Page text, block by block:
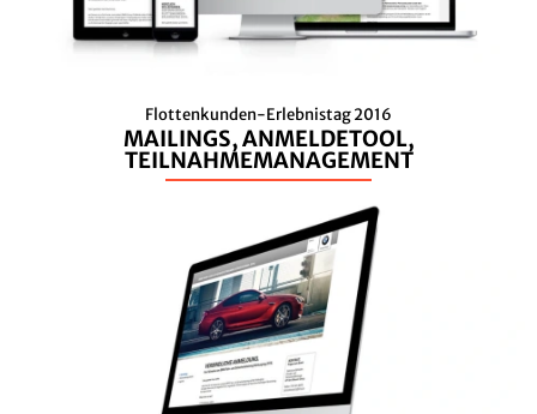
Flottenkunden-Erlebnistag 2016
MAILINGS, ANMELDETOOL,
TEILNAHMEMANAGEMENT